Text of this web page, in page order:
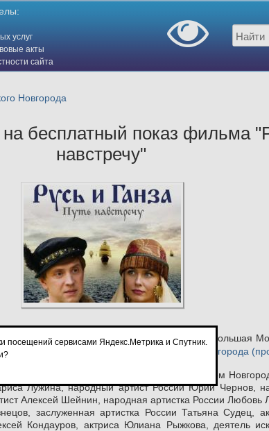
услуг
акты
сайта
Новгорода
бесплатный показ фильма
навстречу"
и общественных инициатив "Диалог" (Большая
Мероприятие приурочено ко Дню города (п
Германия), так и в России: в Великом
Лужина, народный артист России Юрий Чернов,
Алексей Шейнин, народная артистка России
заслуженная артистка России Татьяна Судец,
Кондауров, актриса Юлиана Рыжкова, деятель
посещений сервисами Яндекс.Метрика и Спутник.